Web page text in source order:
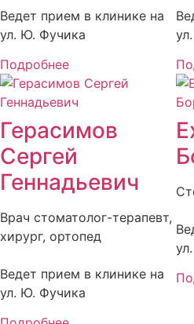
Ведет прием в клинике на
ул. Ю. Фучика
Подробнее
Герасимов
Сергей
Геннадьевич
Врач стоматолог-терапевт,
хирург, ортопед
Ведет прием в клинике на
ул. Ю. Фучика